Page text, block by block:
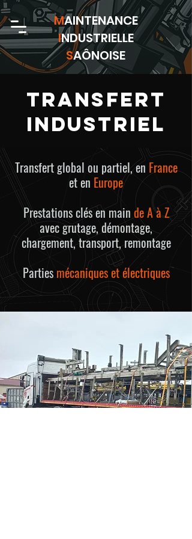
MAINTENANCE
INDUSTRIELLE
SAÔNOISE
transfert
industriel
Transfert global ou partiel, en France
et en Europe
Prestations clés en main de A à Z
avec grutage, démontage,
chargement, transport, remontage
Parties mécaniques et électriques